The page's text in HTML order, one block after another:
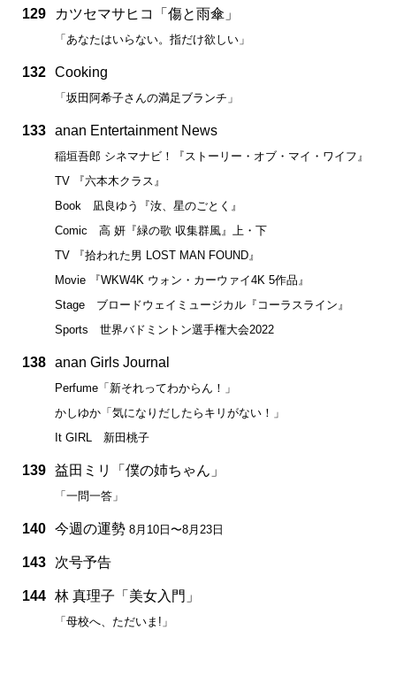
129 カツセマサヒコ「傷と雨傘」
「あなたはいらない。指だけ欲しい」
132 Cooking
「坂田阿希子さんの満足ブランチ」
133 anan Entertainment News
稲垣吾郎 シネマナビ！『ストーリー・オブ・マイ・ワイフ』
TV 『六本木クラス』
Book 凪良ゆう『汝、星のごとく』
Comic 高 妍『緑の歌 収集群風』上・下
TV 『拾われた男 LOST MAN FOUND』
Movie 『WKW4K ウォン・カーウァイ4K 5作品』
Stage ブロードウェイミュージカル『コーラスライン』
Sports 世界バドミントン選手権大会2022
138 anan Girls Journal
Perfume「新それってわからん！」
かしゆか「気になりだしたらキリがない！」
It GIRL 新田桃子
139 益田ミリ「僕の姉ちゃん」
「一問一答」
140 今週の運勢 8月10日〜8月23日
143 次号予告
144 林 真理子「美女入門」
「母校へ、ただいま!」